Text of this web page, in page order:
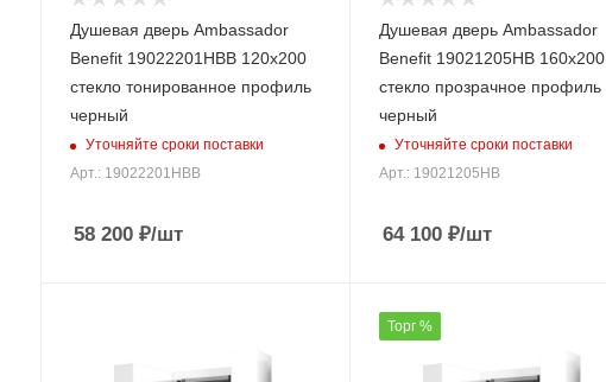
Душевая дверь Ambassador
Benefit 19022201HBB 120х200
стекло тонированное профиль
черный
Уточняйте сроки поставки
Арт.: 19022201HBB
58 200 ₽/шт
Душевая дверь Ambassador
Benefit 19021205HB 160х200
стекло прозрачное профиль
черный
Уточняйте сроки поставки
Арт.: 19021205HB
64 100₽/шт
Торг %